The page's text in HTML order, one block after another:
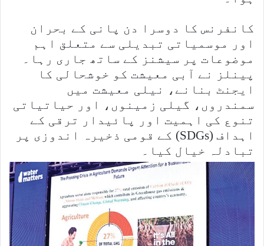
کانفرنس کا دوسرا دن پانی کے بحران
اور موسمیاتی تبدیلی سے متعلق اہم
موضوعات پر سیشنز کے ساتھ جاری رہا۔
پینلز نے آبی معیشت کو خوشحالی کا
ایجنٹ بنانے، نیلی معیشت میں
سمندروں، گیلی زمینوں، اور حیاتیاتی
تنوع کی اہمیت اور پائیدار ترقی کے
اہداف (SDGs) کے قومی ذخیرہ اندوزی پر
تبادلہ خیال کیا۔